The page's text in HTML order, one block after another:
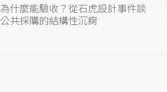
為什麼能驗收？從石虎設計事件談
公共採購的結構性沉痾